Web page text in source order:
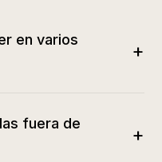
en varios
+
fuera de
+